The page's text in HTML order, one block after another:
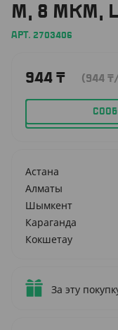
М, 8 МКМ,
АРТ. 2703406
944 ₸ (944 ₸
Астана
Алматы
Шымкент
Караганда
Кокшетау
За эту